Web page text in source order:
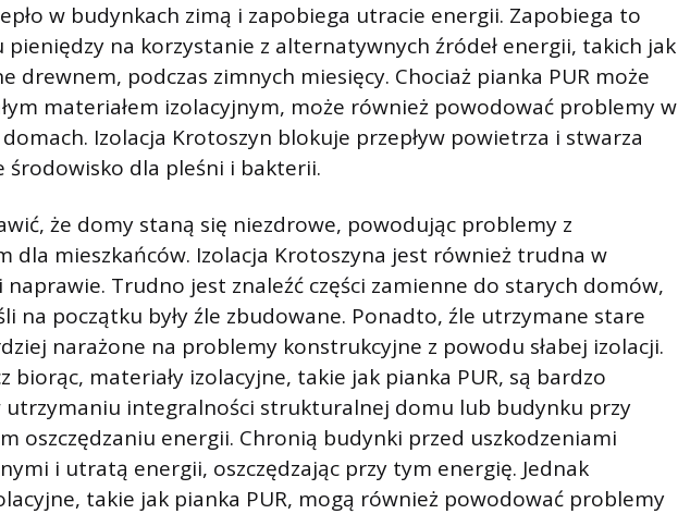
w budynkach zimą i zapobiega utracie energii. Zapobiega to
na korzystanie z alternatywnych źródeł energii, takich jak
drewnem, podczas zimnych miesięcy. Chociaż pianka PUR może
materiałem izolacyjnym, może również powodować problemy w
Izolacja Krotoszyn blokuje przepływ powietrza i stwarza
środowisko dla pleśni i bakterii.
że domy staną się niezdrowe, powodując problemy z
dla mieszkańców. Izolacja Krotoszyna jest również trudna w
Trudno jest znaleźć części zamienne do starych domów,
na początku były źle zbudowane. Ponadto, źle utrzymane stare
narażone na problemy konstrukcyjne z powodu słabej izolacji.
biorąc, materiały izolacyjne, takie jak pianka PUR, są bardzo
utrzymaniu integralności strukturalnej domu lub budynku przy
oszczędzaniu energii. Chronią budynki przed uszkodzeniami
i utratą energii, oszczędzając przy tym energię. Jednak
takie jak pianka PUR, mogą również powodować problemy